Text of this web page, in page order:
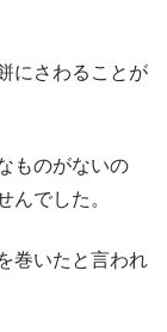
にさわることが
ものがないの
んでした。
巻いたと言われ